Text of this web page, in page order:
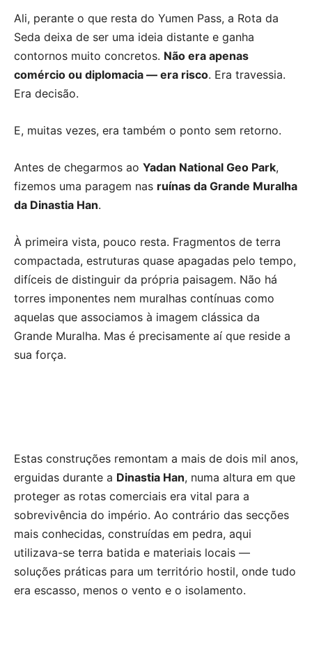
Ali, perante o que resta do Yumen Pass, a Rota da
Seda deixa de ser uma ideia distante e ganha
contornos muito concretos. Não era apenas
comércio ou diplomacia — era risco. Era travessia.
Era decisão.
E, muitas vezes, era também o ponto sem retorno.
Antes de chegarmos ao Yadan National Geo Park,
fizemos uma paragem nas ruínas da Grande Muralha
da Dinastia Han.
À primeira vista, pouco resta. Fragmentos de terra
compactada, estruturas quase apagadas pelo tempo,
difíceis de distinguir da própria paisagem. Não há
torres imponentes nem muralhas contínuas como
aquelas que associamos à imagem clássica da
Grande Muralha. Mas é precisamente aí que reside a
sua força.
Estas construções remontam a mais de dois mil anos,
erguidas durante a Dinastia Han, numa altura em que
proteger as rotas comerciais era vital para a
sobrevivência do império. Ao contrário das secções
mais conhecidas, construídas em pedra, aqui
utilizava-se terra batida e materiais locais —
soluções práticas para um território hostil, onde tudo
era escasso, menos o vento e o isolamento.